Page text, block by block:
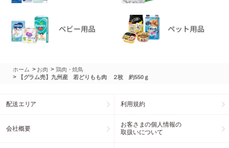
ホーム > お肉 > 鶏肉・焼鳥
> 【グラム売】九州産 若どりもも肉 ２枚 約550ｇ
配送エリア 利用規約
会社概要
お客さまの個人情報の
取扱いについて